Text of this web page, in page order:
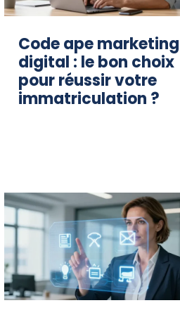
Code ape marketing
digital : le bon choix
pour réussir votre
immatriculation ?